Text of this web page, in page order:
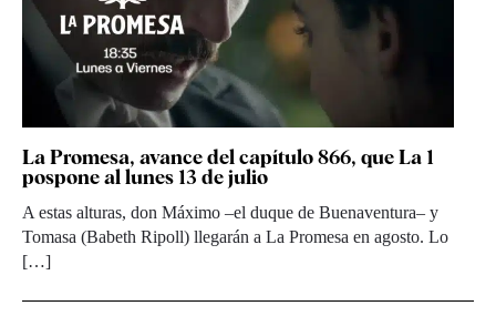
La Promesa, avance del capítulo 866, que La 1
pospone al lunes 13 de julio
A estas alturas, don Máximo –el duque de Buenaventura– y
Tomasa (Babeth Ripoll) llegarán a La Promesa en agosto. Lo
[…]